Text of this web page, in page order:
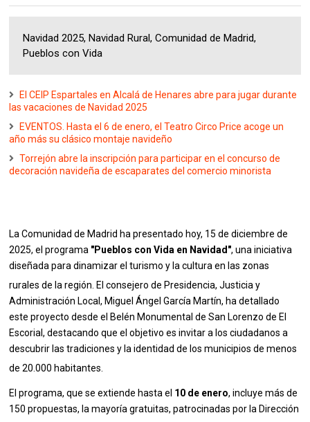
Navidad 2025, Navidad Rural, Comunidad de Madrid,
Pueblos con Vida
El CEIP Espartales en Alcalá de Henares abre para jugar durante
las vacaciones de Navidad 2025
EVENTOS. Hasta el 6 de enero, el Teatro Circo Price acoge un
año más su clásico montaje navideño
Torrejón abre la inscripción para participar en el concurso de
decoración navideña de escaparates del comercio minorista
La Comunidad de Madrid ha presentado hoy, 15 de diciembre de
2025, el programa "Pueblos con Vida en Navidad", una iniciativa
diseñada para dinamizar el turismo y la cultura en las zonas
rurales de la región El consejero de Presidencia, Justicia y
Administración Local, Miguel Ángel García Martín, ha detallado
este proyecto desde el Belén Monumental de San Lorenzo de El
Escorial, destacando que el objetivo es invitar a los ciudadanos a
descubrir las tradiciones y la identidad de los municipios de menos
de 20.000 habitantes
El programa, que se extiende hasta el 10 de enero, incluye más de
150 propuestas, la mayoría gratuitas, patrocinadas por la Dirección